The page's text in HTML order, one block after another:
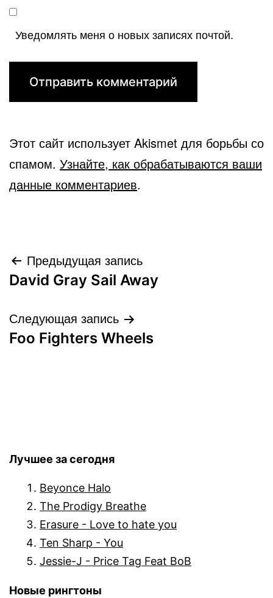
Уведомлять меня о новых записях почтой.
Этот сайт использует Akismet для борьбы со
спамом. Узнайте, как обрабатываются ваши
данные комментариев.
Навигация
по
записям
Предыдущая запись
David Gray Sail Away
Следующая запись
Foo Fighters Wheels
Лучшее за сегодня
Beyonce Halo
The Prodigy Breathe
Erasure - Love to hate you
Ten Sharp - You
Jessie-J - Price Tag Feat BoB
Новые рингтоны